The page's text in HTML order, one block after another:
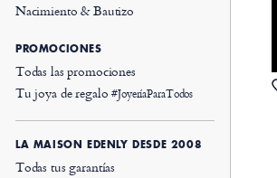
Nacimiento & Bautizo
PROMOCIONES
Todas las promociones
Tu joya de regalo#JoyeríaParaTodos
LA MAISON EDENLY DESDE 2008
Todas tus garantías